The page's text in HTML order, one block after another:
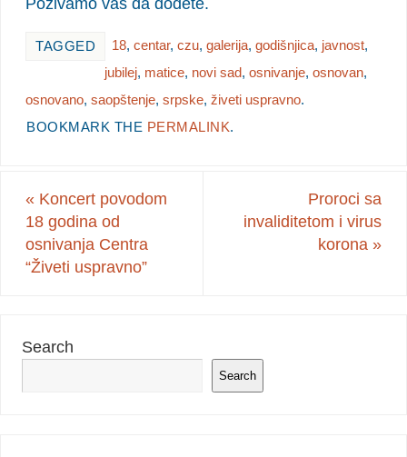
Pozivamo vas da dođete.
TAGGED 18, centar, czu, galerija, godišnjica, javnost,
jubilej, matice, novi sad, osnivanje, osnovan,
osnovano, saopštenje, srpske, živeti uspravno.
BOOKMARK THE PERMALINK.
« Koncert povodom
18 godina od
osnivanja Centra
“Živeti uspravno”
Proroci sa
invaliditetom i virus
korona »
Search
Search